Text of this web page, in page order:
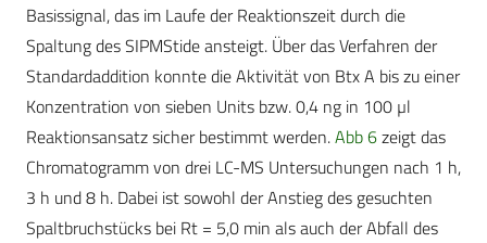
Basissignal, das im Laufe der Reaktionszeit durch die
Spaltung des SIPMStide ansteigt. Über das Verfahren der
Standardaddition konnte die Aktivität von Btx A bis zu einer
Konzentration von sieben Units bzw. 0,4 ng in 100 µl
Reaktionsansatz sicher bestimmt werden.Abb 6zeigt das
Chromatogramm von drei LC-MS Untersuchungen nach 1 h,
3 h und 8 h. Dabei ist sowohl der Anstieg des gesuchten
Spaltbruchstücks bei Rt = 5,0 min als auch der Abfall des